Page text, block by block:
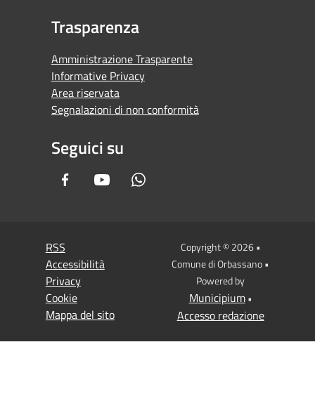
Trasparenza
Amministrazione Trasparente
Informative Privacy
Area riservata
Segnalazioni di non conformità
Seguici su
FacebookYoutube
RSS
Accessibilità
Privacy
Cookie
Mappa del sito
Copyright © 2026 •
Comune di Orbassano •
Powered by
Municipium•
Accesso redazione